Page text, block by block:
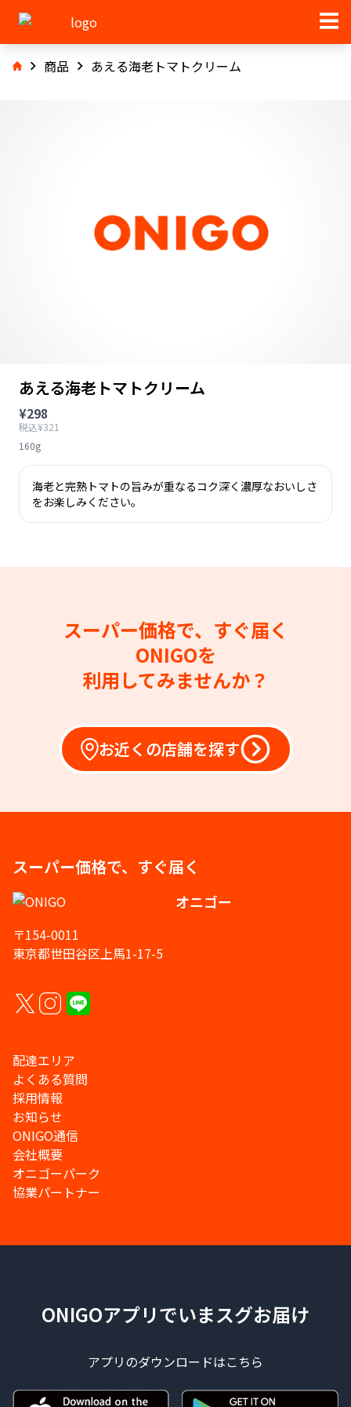
商品 あえる海老トマトクリーム
あえる海老トマトクリーム
¥298
税込¥321
160g
海老と完熟トマトの旨みが重なるコク深く濃厚なおいしさ
をお楽しみください。
スーパー価格で、すぐ届く
ONIGOを
利用してみませんか？
お近くの店舗を探す
スーパー価格で、すぐ届く
オニゴー
〒154-0011
東京都世田谷区上馬1-17-5
配達エリア
よくある質問
採用情報
お知らせ
ONIGO通信
会社概要
オニゴーパーク
協業パートナー
ONIGOアプリでいまスグお届け
アプリのダウンロードはこちら